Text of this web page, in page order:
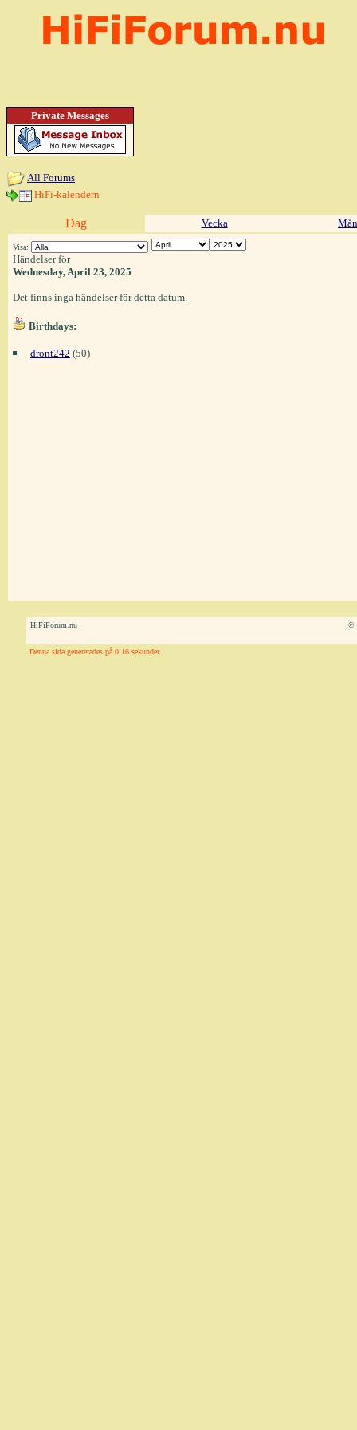
Private Messages
All Forums
HiFi-kalendern
Dag Vecka
Visa:
Händelser för
Wednesday, April 23, 2025
Det finns inga händelser för detta datum.
Birthdays:
dront242 (50)
HiFiForum.nu ©
Denna sida genererades på 0.16 sekunder.